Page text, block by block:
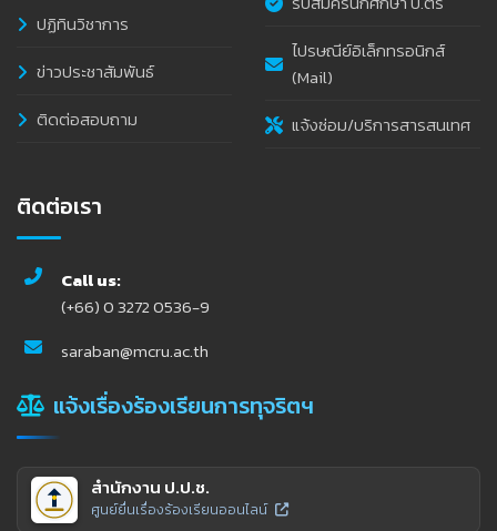
ปฏิทินวิชาการ
ข่าวประชาสัมพันธ์
ติดต่อสอบถาม
ไปรษณีย์อิเล็กทรอนิกส์
(Mail)
แจ้งซ่อม/บริการสารสนเทศ
ติดต่อเรา
Call us:
(+66) 0 3272 0536-9
saraban@mcru.ac.th
แจ้งเรื่องร้องเรียนการทุจริตฯ
สำนักงาน ป.ป.ช.
ศูนย์ยื่นเรื่องร้องเรียนออนไลน์